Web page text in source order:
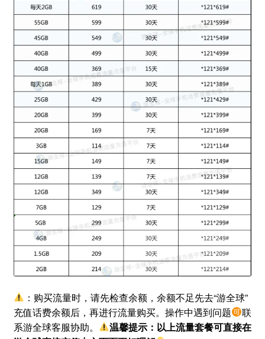
：购买流量时，请先检查余额，余额不足先去“游全球”
充值话费余额后，再进行流量购买。操作中遇到问题
联
系游全球客服协助。
温馨提示：以上流量套餐可直接在